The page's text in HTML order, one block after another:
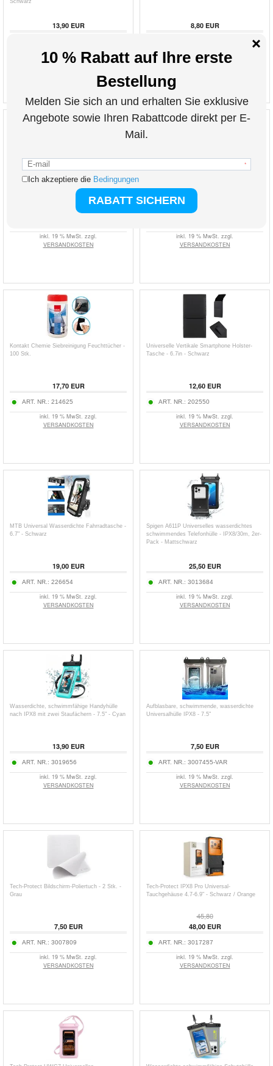
Schwarz
13,90EUR
inkl. 19 % MwSt. zzgl.
VERSANDKOSTEN
8,80EUR
inkl. 19 % MwSt. zzgl.
VERSANDKOSTEN
Wasserdichte, schwimmfähige Handyhülle
EUR
inkl. 19 % MwSt. zzgl.
VERSANDKOSTEN
8,80
inkl. 19 % MwSt. zzgl.
VERSANDKOSTEN
Kontakt Chemie Siebreinigung Feuchttücher -
100 Stk.
17,70EUR
ART. NR.: 214625
inkl. 19 % MwSt. zzgl.
VERSANDKOSTEN
Universelle Vertikale Smartphone Holster-
Tasche - 6.7in - Schwarz
12,60EUR
ART. NR.: 202550
inkl. 19 % MwSt. zzgl.
VERSANDKOSTEN
MTB Universal Wasserdichte Fahrradtasche -
6.7" - Schwarz
19,00EUR
ART. NR.: 226654
inkl. 19 % MwSt. zzgl.
VERSANDKOSTEN
Spigen A611P Universelles wasserdichtes
schwimmendes Telefonhülle - IPX8/30m, 2er-
Pack - Mattschwarz
25,50EUR
ART. NR.: 3013684
inkl. 19 % MwSt. zzgl.
VERSANDKOSTEN
Wasserdichte, schwimmfähige Handyhülle
nach IPX8 mit zwei Staufächern - 7.5" - Cyan
13,90EUR
ART. NR.: 3019656
inkl. 19 % MwSt. zzgl.
VERSANDKOSTEN
Aufblasbare, schwimmende, wasserdichte
Universalhülle IPX8 - 7.5"
7,50EUR
ART. NR.: 3007455-VAR
inkl. 19 % MwSt. zzgl.
VERSANDKOSTEN
Tech-Protect Bildschirm-Poliertuch - 2 Stk. -
Grau
7,50EUR
ART. NR.: 3007809
inkl. 19 % MwSt. zzgl.
VERSANDKOSTEN
Tech-Protect IPX8 Pro Universal-
Tauchgehäuse 4.7-6.9" - Schwarz / Orange
45,80
48,00EUR
ART. NR.: 3017287
inkl. 19 % MwSt. zzgl.
VERSANDKOSTEN